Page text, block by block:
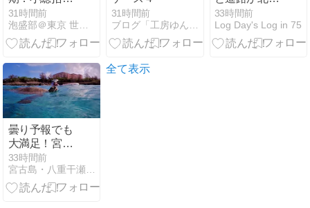
1
31時間前
泡盛部＠東京 世田谷 升本屋 公式ブログ
31時間前
東に/名護直球
は如何に？
33時間前
Log Day's Log in 75
曇り予報でも
大満足！宮古
島でウミガメ
と泳ぐ感動の
シュノーケリ
33時間前
宮古島・八重干瀬ツアー専門アクアベース
全て表示